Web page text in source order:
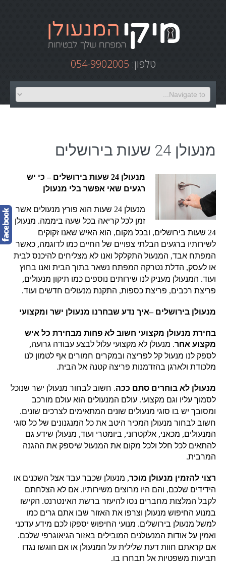
טלפון: 054-9902005
מנעולן 24 שעות בירושלים
מנעולן 24 שעות בירושלים– כי יש
רגעים שאי אפשר בלי מנעולן
מנעולן 24 שעות הוא פורץ מנעולים אשר
זמן לכל קריאה בכל שעה ביממה. מנעולן
24 שעות בירושלים, ובכל מקום, הוא האיש שאנו זקוקים
לשירותיו ברגעים הבלתי צפויים של החיים כמו לדוגמה, כאשר
המפתח אבד, המנעול התקלקל ואנו לא מצליחים להיכנס לבית
או לעסק, הדלת נטרקה המפתח נשאר בתוך הבית ואנו בחוץ
ועוד. המנעולן מעניק לנו שירותים נוספים כמו תיקון מנעולים,
פריצת רכבים, פריצת כספות, התקנת מנעולים חדשים ועוד.
מנעולן בירושלים–איך נדע שבחרנו מנעולן ישר ומקצועי
בחירת מנעולן מקצועי חשוב לא פחות מבחירת כל איש
מקצוע אחר. מנעולן לא מקצועי עלול לבצע עבודה גרועה,
לספק לנו מנעול קל לפריצה ובמקרים חמורים אף לטמון לנו
מלכודת ולארגן בהזדמנות פריצה קטנה אל הבית.
מנעולן לא בוחרים סתם ככה. חשוב לבחור מנעולן ישר שנוכל
לסמוך עליו וגם מקצועי. עולם המנעולים הוא עולם מורכב
ומסובך יש בו סוגי מנעולים שונים המתאימים לצרכים שונים.
חשוב לבחור מנעולן המכיר היטב את כל המנגנונים של כל סוגי
המנעולים, מכאני, אלקטרוני, ביומטרי ועוד, מנעולן שידע גם
להתאים לכל חלל ולכל מקום את המנעול שיספק את ההגנה
המרבית.
רצוי להזמין מנעולן מוכר, מנעולן שכבר עבד אצל השכנים או
הידידים שלכם, והם היו מרוצים משירותיו. אם לא הצלחתם
לקבל המלצות מחברים נסו להיעזר ברשת האינטרנט. הקישו
במנוע החיפוש מנעולן וצרפו את האזור שבו אתם גרים כמו
למשל מנעולן בירושלים. מנועי החיפוש יספקו לכם מידע עדכני
ואמין על אודות המנעולנים המובילים באזור הגיאוגרפי שלכם.
אם קראתם חוות דעת שלילית על המנעולן או אם הוגשו נגדו
תביעות משפטיות אל תבחרו בו.